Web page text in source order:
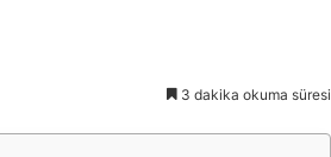
3 dakika okuma süresi